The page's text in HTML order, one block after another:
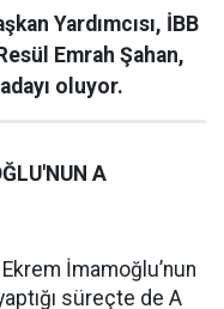
Yardımcısı, İBB
Emrah Şahan,
oluyor.
A
İmamoğlu’nun
süreçte de A